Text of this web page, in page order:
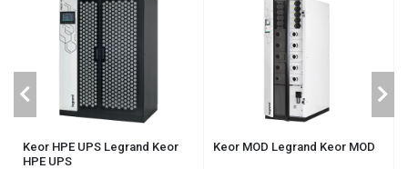
Keor HPE UPS Legrand Keor
HPE UPS
Keor MOD Legrand Keor MOD